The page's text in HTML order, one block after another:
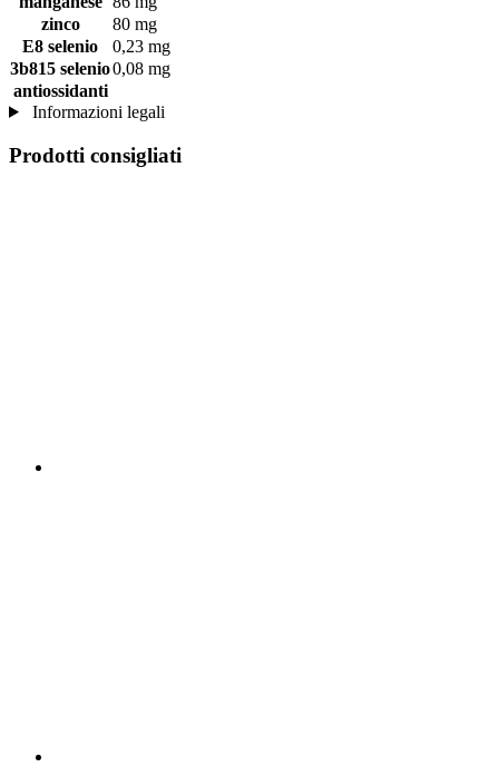
zinco
80 mg
E8 selenio
0,23 mg
3b815 selenio0,08 mg
antiossidanti
Informazioni legali
Prodotti consigliati